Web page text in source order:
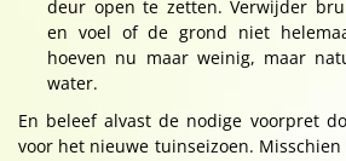
deur open te zetten. Verwijder
en voel of de grond niet
hoeven nu maar weinig, maar
water.
En beleef alvast de nodige voorpret
voor het nieuwe tuinseizoen.